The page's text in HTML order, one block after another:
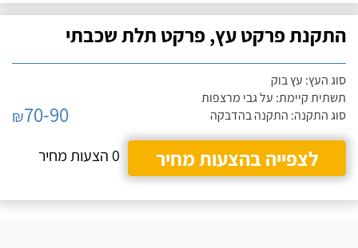
התקנת פרקט עץ, פרקט תלת שכבתי
סוג העץ: עץ בוק
תשתית קיימת: על גבי מרצפות
סוג התקנה: התקנה בהדבקה
₪70-90
לצפייה בהצעות מחיר
0 הצעות מחיר